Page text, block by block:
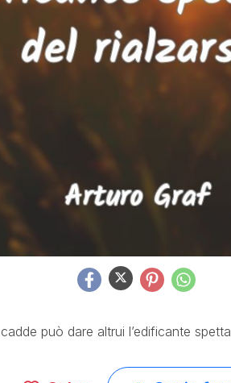
può dare altrui l’edificante